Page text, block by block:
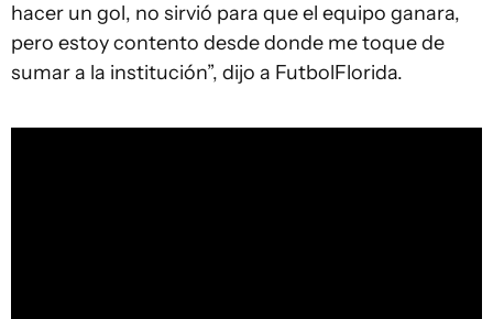
hacer un gol, no sirvió para que el equipo ganara,
pero estoy contento desde donde me toque de
sumar a la institución”, dijo a FutbolFlorida.